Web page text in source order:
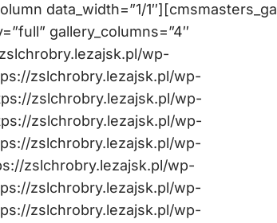
data_width=”1/
gallery_columns=”4″
wp-
zslchrobry.lezajsk.pl/wp-
zslchrobry.lezajsk.pl/wp-
zslchrobry.lezajsk.pl/wp-
zslchrobry.lezajsk.pl/wp-
zslchrobry.lezajsk.pl/wp-
zslchrobry.lezajsk.pl/wp-
zslchrobry.lezajsk.pl/wp-